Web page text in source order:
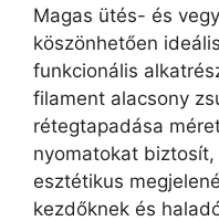
Magas ütés- és
köszönhetően
funkcionális
filament alacsony
rétegtapadása
nyomatokat
esztétikus
kezdőknek és